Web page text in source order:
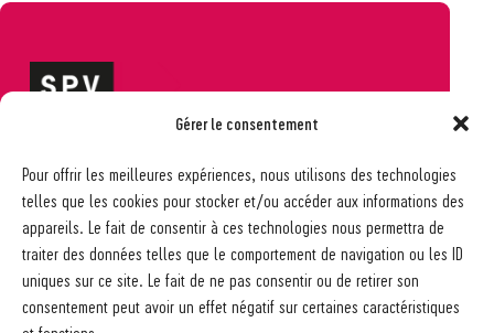
Gérer le consentement
Pour offrir les meilleures expériences, nous utilisons des technologies
telles que les cookies pour stocker et/ou accéder aux informations des
appareils. Le fait de consentir à ces technologies nous permettra de
traiter des données telles que le comportement de navigation ou les ID
uniques sur ce site. Le fait de ne pas consentir ou de retirer son
consentement peut avoir un effet négatif sur certaines caractéristiques
Ch. des Allinges 2
1006 Lausanne
021 617 65 59
info@spv-vd.ch
FAQ
Les associations